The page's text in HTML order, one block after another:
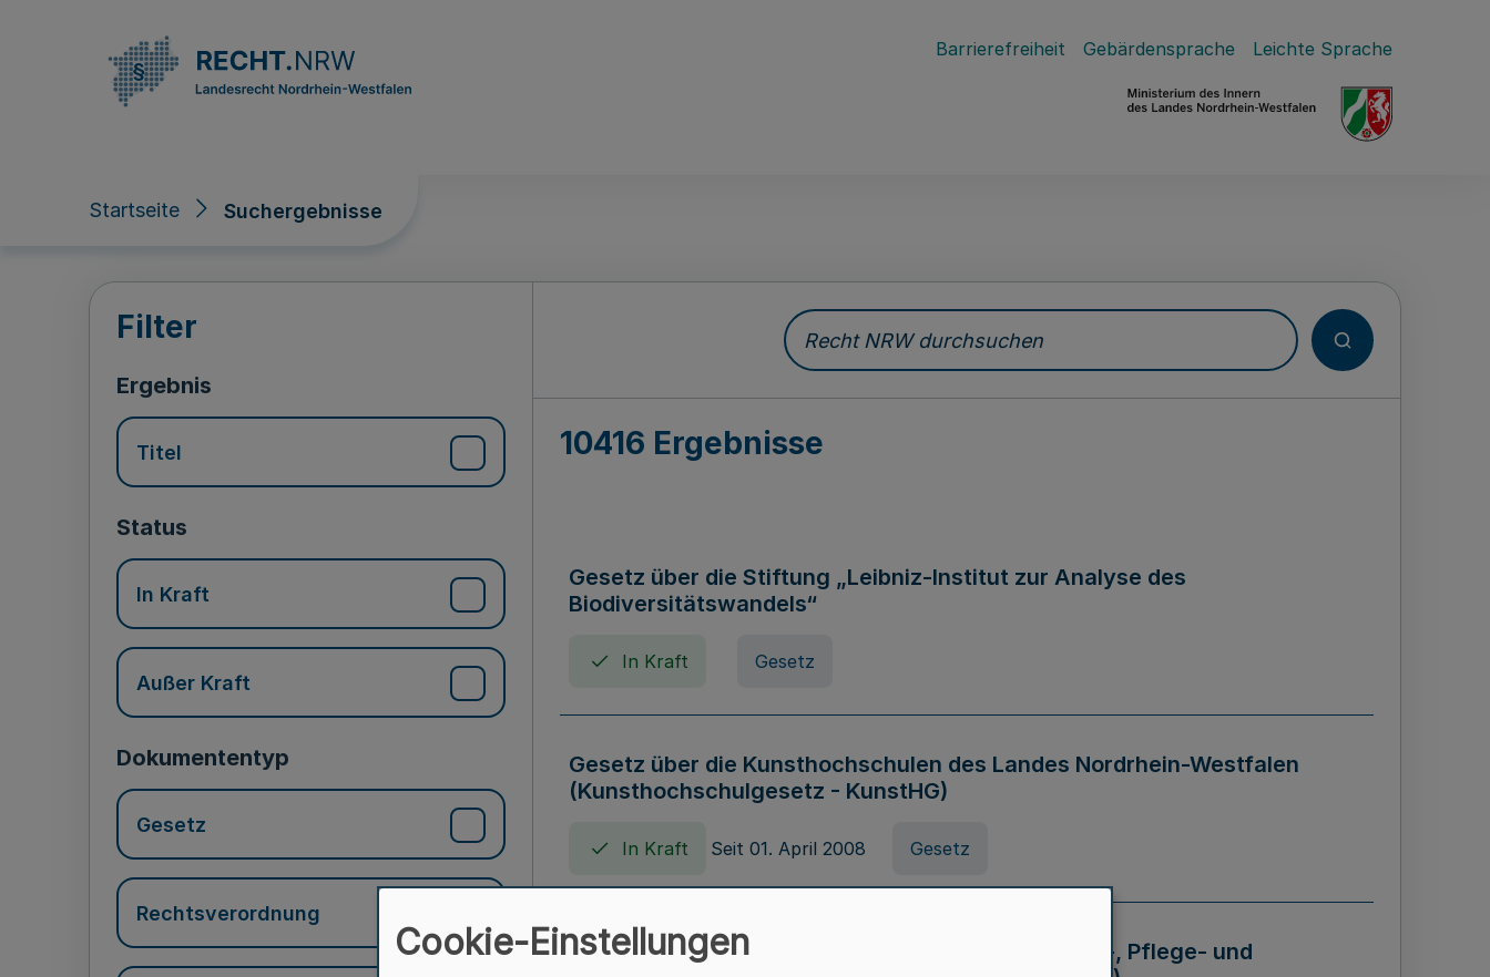
Barrierefreiheit Gebärdensprache Leichte Sprache
Startseite Suchergebnisse
Suchergebnisse
Filter
Ergebnis
Titel
Status
In Kraft
Außer Kraft
Dokumententyp
Gesetz
Rechtsverordnung
Recht NRW durchsuchen
10416 Ergebnisse
Gesetz über die Stiftung „Leibniz-Institut zur Analyse des
Biodiversitätswandels“
In Kraft Gesetz
Gesetz über die Kunsthochschulen des Landes Nordrhein-Westfalen
(Kunsthochschulgesetz - KunstHG)
In Kraft Seit 01. April 2008 Gesetz
Verordnung über Beihilfen in Geburts-, Krankheits-, Pflege- und
Cookie-Einstellungen